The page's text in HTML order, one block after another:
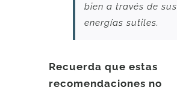
bien a través de sus
energías sutiles.
Recuerda que estas
recomendaciones no